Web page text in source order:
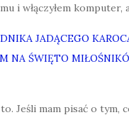
i włączyłem
JADĄCEGO
NA ŚWIĘTO
Jeśli mam pisać o tym,